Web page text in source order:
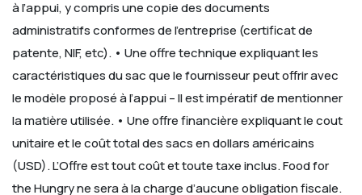
à l’appui, y compris une copie des documents
administratifs conformes de l’entreprise (certificat de
patente, NIF, etc). • Une offre technique expliquant les
caractéristiques du sac que le fournisseur peut offrir avec
le modèle proposé à l’appui – Il est impératif de mentionner
la matière utilisée. • Une offre financière expliquant le cout
unitaire et le coût total des sacs en dollars américains
(USD). L’Offre est tout coût et toute taxe inclus. Food for
the Hungry ne sera à la charge d’aucune obligation fiscale.